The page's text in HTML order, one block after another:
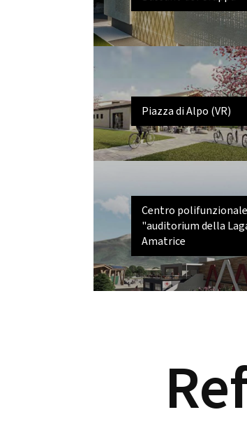
Piazza di Alpo (VR)
Centro polifunzionale
"auditorium della
Amatrice